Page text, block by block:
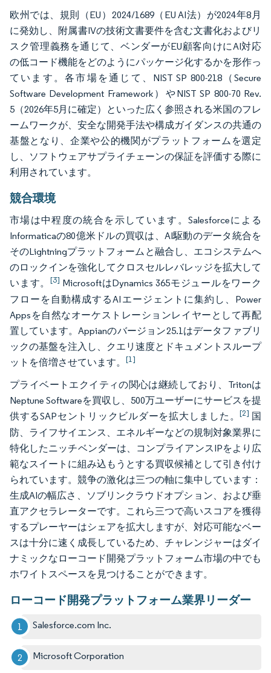
欧州では、規則（EU）2024/1689（EU AI法）が2024年8月
に発効し、附属書IVの技術文書要件を含む文書化およびリ
スク管理義務を通じて、ベンダーがEU顧客向けにAI対応
の低コード機能をどのようにパッケージ化するかを形作っ
ています。各市場を通じて、NIST SP 800-218（Secure
Software Development Framework）やNIST SP 800-70 Rev.
5（2026年5月に確定）といった広く参照される米国のフレ
ームワークが、安全な開発手法や構成ガイダンスの共通の
基盤となり、企業や公的機関がプラットフォームを選定
し、ソフトウェアサプライチェーンの保証を評価する際に
利用されています。
競合環境
市場は中程度の統合を示しています。Salesforceによる
Informaticaの80億米ドルの買収は、AI駆動のデータ統合を
そのLightningプラットフォームと融合し、エコシステムへ
のロックインを強化してクロスセルレバレッジを拡大して
います。[3] MicrosoftはDynamics 365モジュールをワーク
フローを自動構成するAIエージェントに集約し、Power
Appsを自然なオーケストレーションレイヤーとして再配
置しています。Appianのバージョン25.1はデータファブリ
ックの基盤を注入し、クエリ速度とドキュメントスループ
ットを倍増させています。 [1]
プライベートエクイティの関心は継続しており、Tritonは
Neptune Softwareを買収し、500万ユーザーにサービスを提
供するSAPセントリックビルダーを拡大しました。[2] 国
防、ライフサイエンス、エネルギーなどの規制対象業界に
特化したニッチベンダーは、コンプライアンスIPをより広
範なスイートに組み込もうとする買収候補として引き付け
られています。競争の激化は三つの軸に集中しています：
生成AIの幅広さ、ソブリンクラウドオプション、および垂
直アクセラレーターです。これら三つで高いスコアを獲得
するプレーヤーはシェアを拡大しますが、対応可能なベー
スは十分に速く成長しているため、チャレンジャーはダイ
ナミックなローコード開発プラットフォーム市場の中でも
ホワイトスペースを見つけることができます。
ローコード開発プラットフォーム業界リーダー
Salesforce.com Inc.
Microsoft Corporation